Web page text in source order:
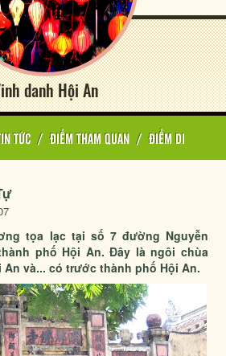
danh Hội An
TỨC / ĐIỂM THAM QUAN / ĐIỂM DI
tọa lạc tại số 7 đường Nguyễn
phố Hội An. Đây là ngôi chùa
An và... có trước thành phố Hội An.